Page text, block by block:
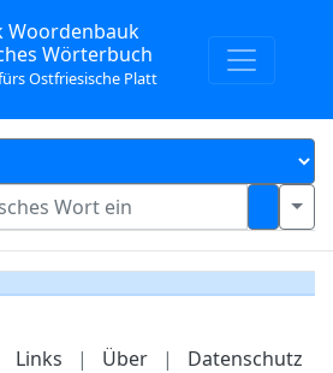
Woordenbauk
Wörterbuch
Ostfriesische Platt
Links | Über | Datenschutz